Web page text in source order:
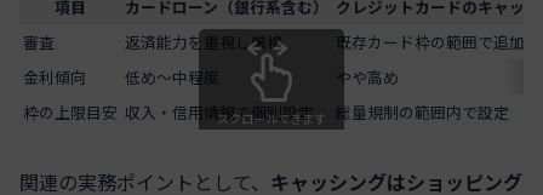
項目 カードローン（銀行系含む）
クレジットカードのキャッ
審査
返済能力を重視し厳格
既存カード枠の範囲で追加
金利傾向
低め～中程度
やや高め
枠の上限目安 収入・信用情報で個別設定 総量規制の範囲内で設定
スクロールできます
関連の実務ポイントとして、 キャッシングはショッピング